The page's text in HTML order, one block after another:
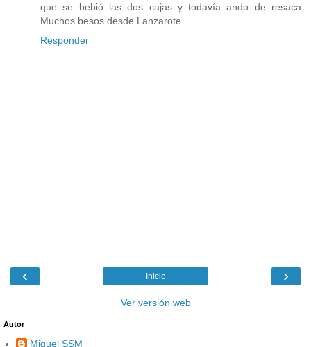
que se bebió las dos cajas y todavía ando de resaca.
Muchos besos desde Lanzarote.
Responder
‹ ›
Inicio
Ver versión web
Autor
Miguel SSM